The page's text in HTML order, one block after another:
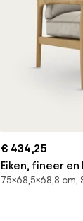
€ 434,25
Eiken, fineer en
75×68,5×68,8